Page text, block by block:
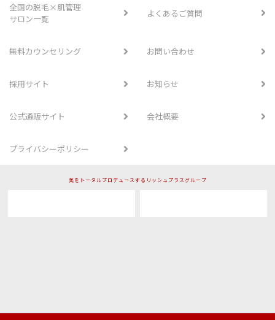
全国の脱毛×肌管理
サロン一覧
よくあるご質問
無料カウンセリング お問い合わせ
採用サイト お知らせ
公式通販サイト 会社概要
プライバシーポリシー
美をトータルプロデュースするリッシュプラスグループ